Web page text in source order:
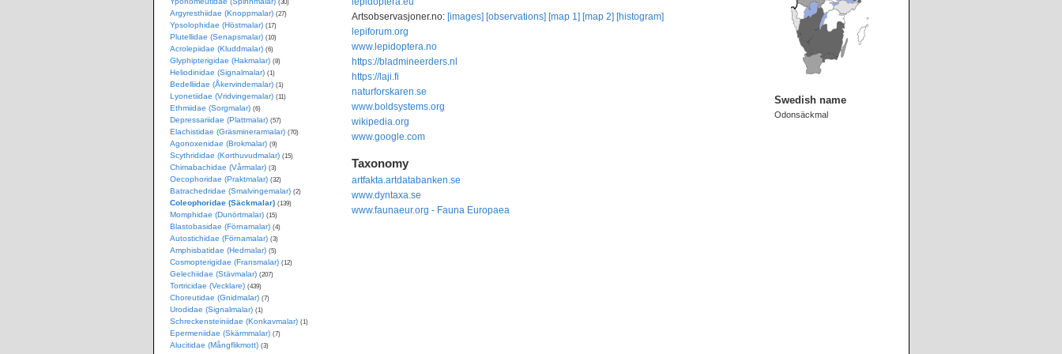
Artsobservasjoner.no: [images] [observations] [map 1] [map 2] [histogram]
lepiforum.org
www.lepidoptera.no
https://bladmineerders.nl
https://laji.fi
naturforskaren.se
www.boldsystems.org
wikipedia.org
www.google.com
Taxonomy
artfakta.artdatabanken.se
www.dyntaxa.se
www.faunaeur.org - Fauna Europaea
Swedish name
Odonsäckmal
(30)
Argyresthiidae (Knoppmalar) (27)
Ypsolophidae (Höstmalar) (17)
Plutellidae (Senapsmalar) (10)
Acrolepiidae (Kluddmalar) (6)
Glyphipterigidae (Hakmalar) (8)
Heliodinidae (Signalmalar) (1)
Bedelliidae (Åkervindemalar) (1)
Lyonetiidae (Vridvingemalar) (11)
Ethmiidae (Sorgmalar) (6)
Depressariidae (Plattmalar) (57)
Elachistidae (Gräsminerarmalar) (70)
Agonoxenidae (Brokmalar) (9)
Scythrididae (Korthuvudmalar) (15)
Chimabachidae (Vårmalar) (3)
Oecophoridae (Praktmalar) (32)
Batrachedridae (Smalvingemalar) (2)
Coleophoridae (Säckmalar) (139)
Momphidae (Dunörtmalar) (15)
Blastobasidae (Förnamalar) (4)
Autostichidae (Förnamalar) (3)
Amphisbatidae (Hedmalar) (5)
Cosmopterigidae (Fransmalar) (12)
Gelechiidae (Stävmalar) (207)
Tortricidae (Vecklare) (439)
Choreutidae (Gnidmalar) (7)
Urodidae (Signalmalar) (1)
Schreckensteiniidae (Konkavmalar) (1)
Epermeniidae (Skärmmalar) (7)
Alucitidae (Mångflikmott) (3)